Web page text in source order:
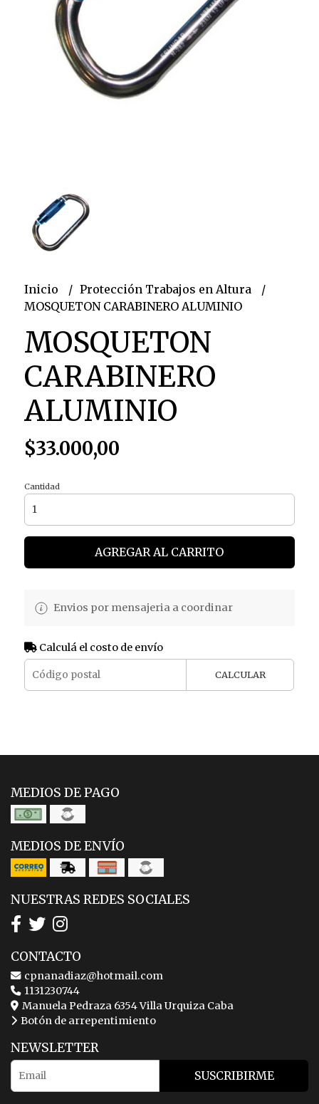
Inicio
Protección Trabajos en Altura
MOSQUETON CARABINERO ALUMINIO
MOSQUETON
CARABINERO
ALUMINIO
$33.000,00
Cantidad
AGREGAR AL CARRITO
Envios por mensajeria a coordinar
Calculá el costo de envío
CALCULAR
MEDIOS DE PAGO
MEDIOS DE ENVÍO
NUESTRAS REDES SOCIALES
CONTACTO
cpnanadiaz@hotmail.com
1131230744
Manuela Pedraza 6354 Villa Urquiza Caba
Botón de arrepentimiento
NEWSLETTER
SUSCRIBIRME